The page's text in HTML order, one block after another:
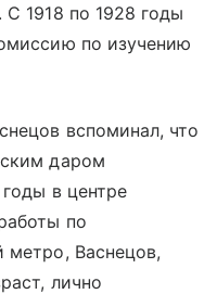
С 1918 по 1928 годы
по изучению
вспоминал, что
даром
в центре
по
метро, Васнецов,
лично